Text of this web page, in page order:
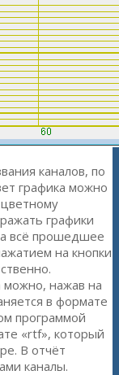
каналов, по
графика можно
графики
всё прошедшее
на кнопки
можно, нажав на
в формате
программой
«rtf», который
В отчёт
каналы.